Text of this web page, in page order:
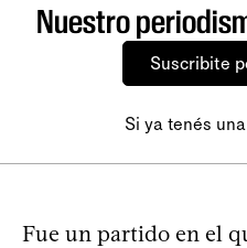
Nuestro
Suscribite
Si ya tenés
Fue un partido en el